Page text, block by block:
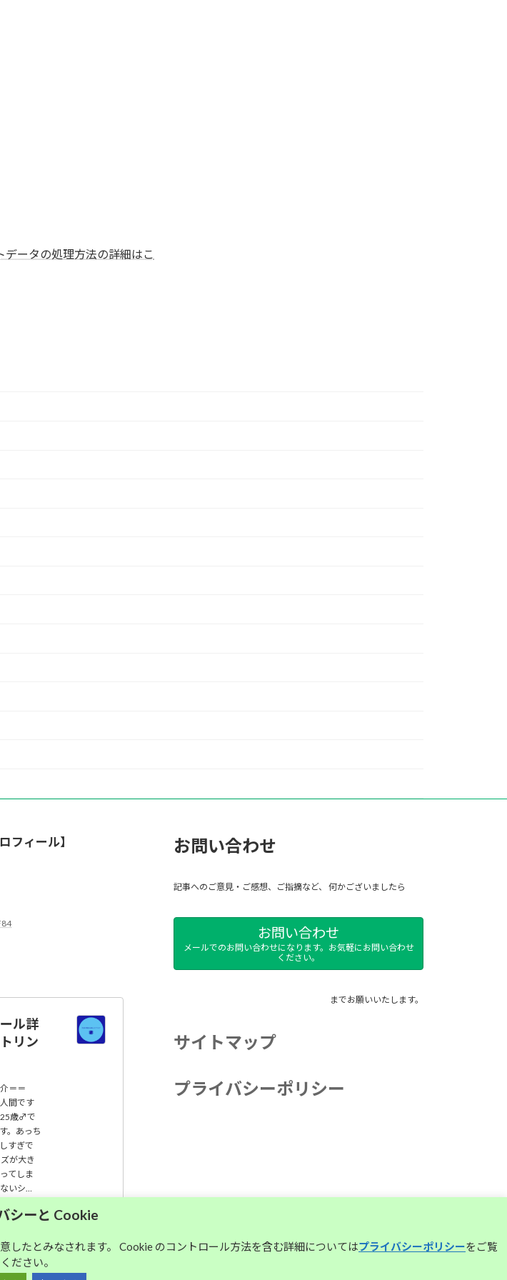
データの処理方法の詳細はこ
フィール】
ル詳
リン
＝＝
間です
歳♂で
。あっち
すぎで
が大き
てしま
いシ…
名古屋人
お問い合わせ
記事へのご意見・ご感想、ご指摘など、 何かございましたら
お問い合わせ
メールでのお問い合わせになります。お気軽にお問い合わせ
ください。
までお願いいたします。
サイトマップ
プライバシーポリシー
シーと Cookie
したとみなされます。 Cookie のコントロール方法を含む詳細についてはプライバシーポリシーをご覧
ください。